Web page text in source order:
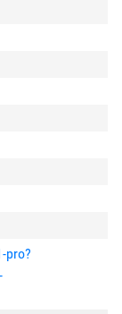
pro?